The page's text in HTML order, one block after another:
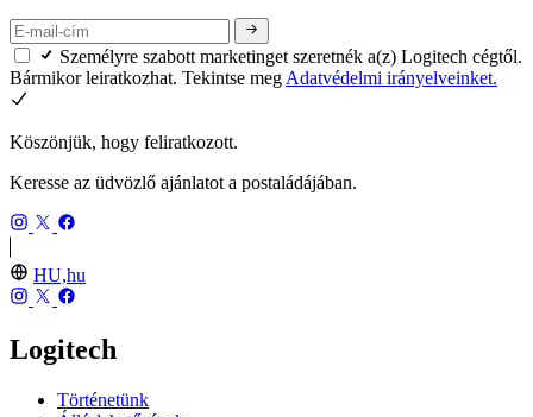
Személyre szabott marketinget szeretnék a(z) Logitech cégtől.
Bármikor leiratkozhat. Tekintse megAdatvédelmi irányelveinket.
Köszönjük, hogy feliratkozott.
Keresse az üdvözlő ajánlatot a postaládájában.
HU,hu
Logitech
Történetünk